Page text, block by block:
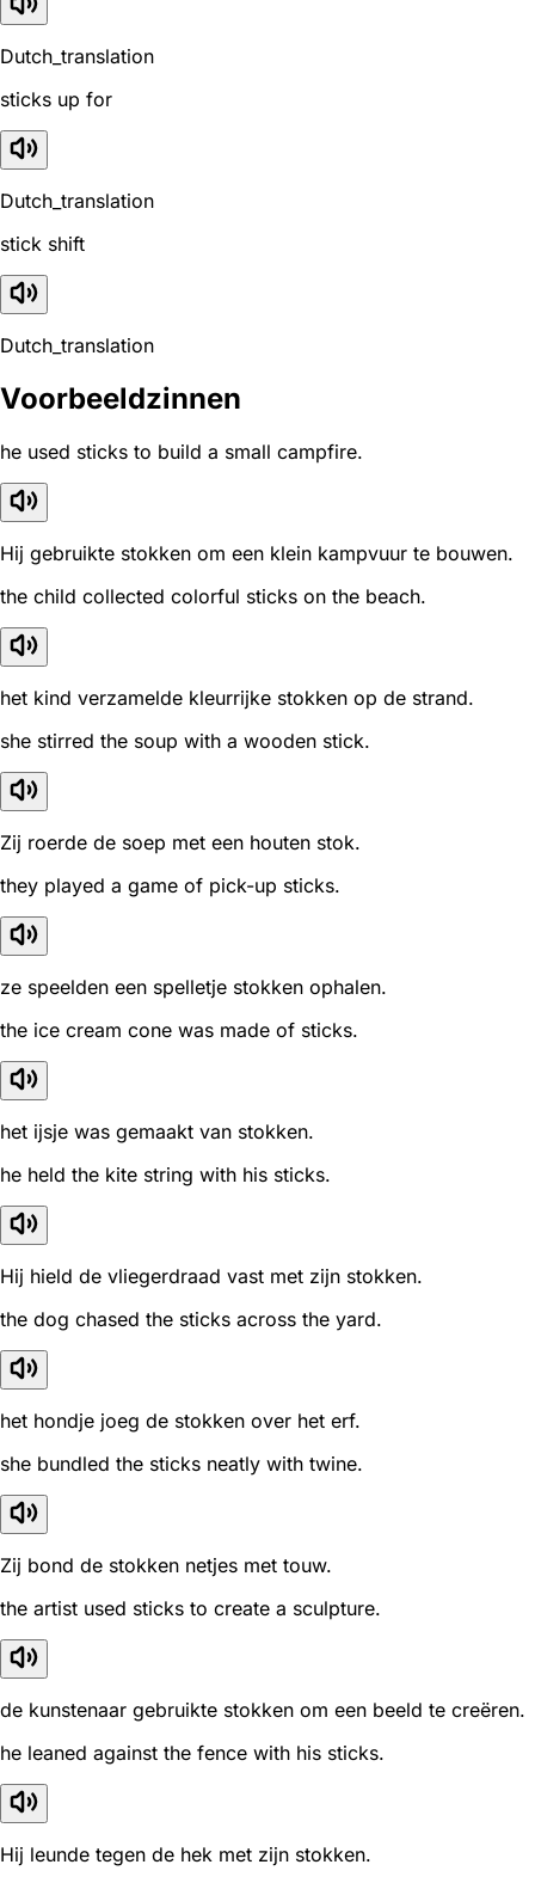
Dutch_translation
sticks up for
Dutch_translation
stick shift
Dutch_translation
Voorbeeldzinnen
he used sticks to build a small campfire.
Hij gebruikte stokken om een klein kampvuur te bouwen.
the child collected colorful sticks on the beach.
het kind verzamelde kleurrijke stokken op de strand.
she stirred the soup with a wooden stick.
Zij roerde de soep met een houten stok.
they played a game of pick-up sticks.
ze speelden een spelletje stokken ophalen.
the ice cream cone was made of sticks.
het ijsje was gemaakt van stokken.
he held the kite string with his sticks.
Hij hield de vliegerdraad vast met zijn stokken.
the dog chased the sticks across the yard.
het hondje joeg de stokken over het erf.
she bundled the sticks neatly with twine.
Zij bond de stokken netjes met touw.
the artist used sticks to create a sculpture.
de kunstenaar gebruikte stokken om een beeld te creëren.
he leaned against the fence with his sticks.
Hij leunde tegen de hek met zijn stokken.